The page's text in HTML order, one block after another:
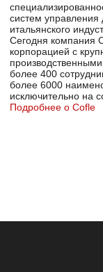
систем
итальянского
Сегодня компания
корпорацией с
более 400
более 6000
исключительно на
Подробнее о Cofle